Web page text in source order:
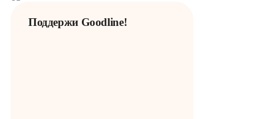
Поддержи Goodline!